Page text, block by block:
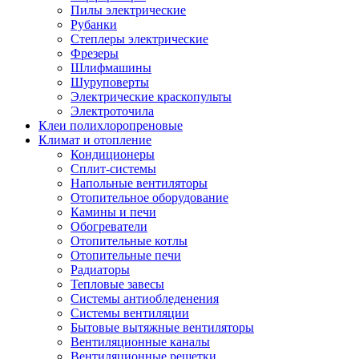
Пилы электрические
Рубанки
Степлеры электрические
Фрезеры
Шлифмашины
Шуруповерты
Электрические краскопульты
Электроточила
Клеи полихлоропреновые
Климат и отопление
Кондиционеры
Сплит-системы
Напольные вентиляторы
Отопительное оборудование
Камины и печи
Обогреватели
Отопительные котлы
Отопительные печи
Радиаторы
Тепловые завесы
Системы антиобледенения
Системы вентиляции
Бытовые вытяжные вентиляторы
Вентиляционные каналы
Вентиляционные решетки